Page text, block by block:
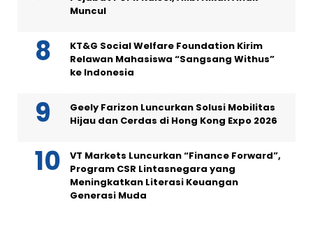
Muncul
KT&G Social Welfare Foundation Kirim
Relawan Mahasiswa “Sangsang Withus”
ke Indonesia
Geely Farizon Luncurkan Solusi Mobilitas
Hijau dan Cerdas di Hong Kong Expo 2026
VT Markets Luncurkan “Finance Forward”,
Program CSR Lintasnegara yang
Meningkatkan Literasi Keuangan
Generasi Muda